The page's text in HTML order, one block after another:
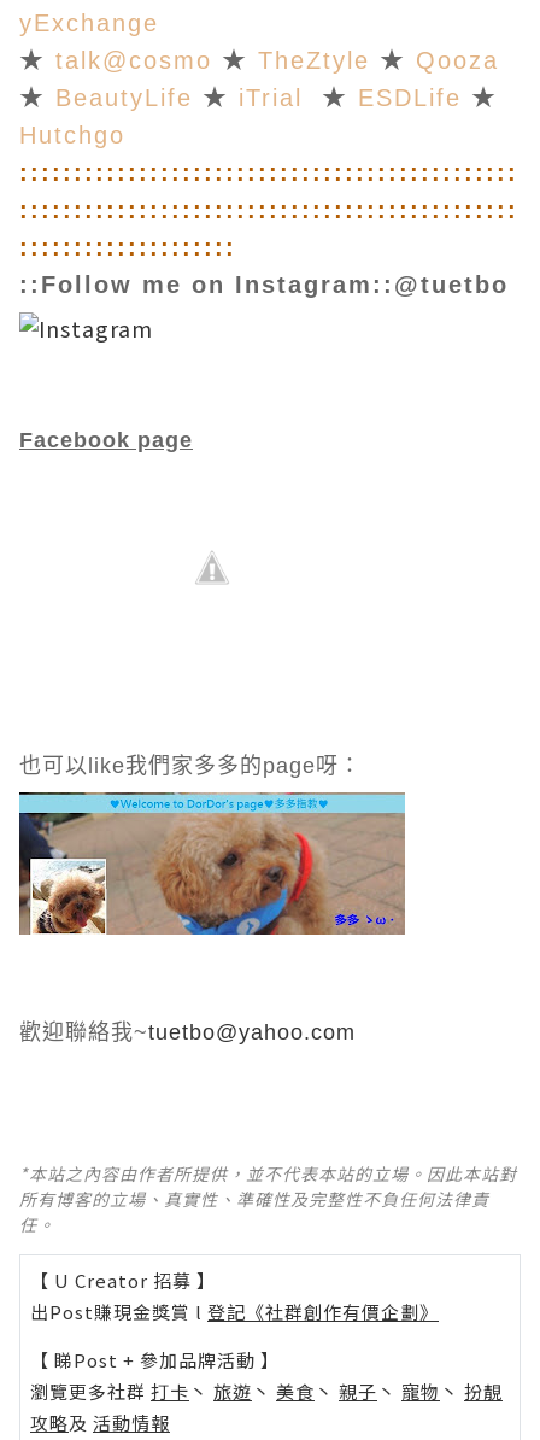
yExchange
★ talk@cosmo ★ TheZtyle ★ Qooza
★ BeautyLife ★ iTrial ★ ESDLife ★
Hutchgo
:: :: :: :: :: :: :: :: :: :: :: :: :: :: :: :: :: :: :: :: :: :: ::
:: :: :: :: :: :: :: :: :: :: :: :: :: :: :: :: :: :: :: :: :: :: ::
:: :: :: :: :: :: :: :: :: ::
::Follow me on Instagram::@tuetbo
Facebook page
也可以like我們家多多的page呀：
歡迎聯絡我~tuetbo@yahoo.com
*本站之內容由作者所提供，並不代表本站的立場。因此本站對
所有博客的立場、真實性、準確性及完整性不負任何法律責
任。
【 U Creator 招募 】
出Post賺現金獎賞 l 登記《社群創作有價企劃》
【 睇Post + 參加品牌活動 】
瀏覽更多社群 打卡 丶 旅遊 丶 美食 丶 親子 丶 寵物 丶 扮靚
攻略及 活動情報